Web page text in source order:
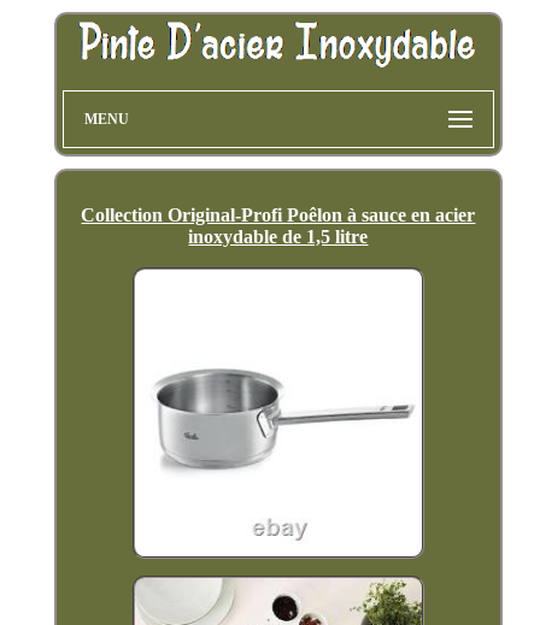
MENU
Collection Original-Profi Poêlon à sauce en acier
inoxydable de 1,5 litre